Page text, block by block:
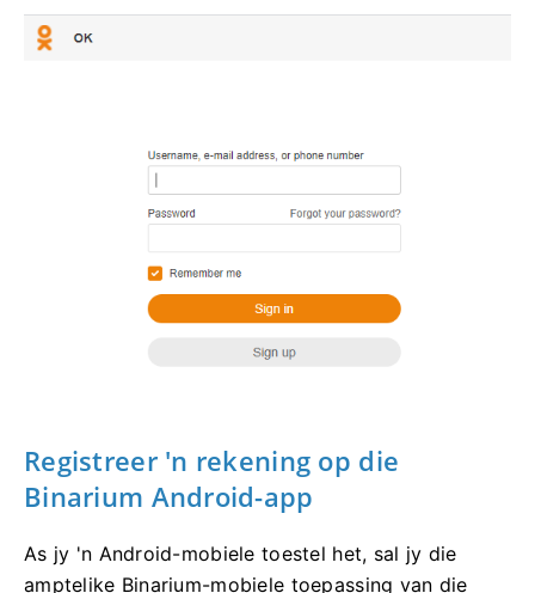
Registreer 'n rekening op die
Binarium Android-app
As jy 'n Android-mobiele toestel het, sal jy die
amptelike Binarium-mobiele toepassing van die